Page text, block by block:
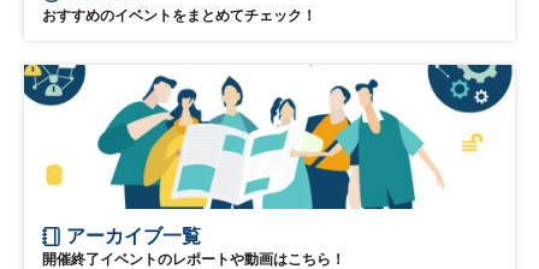
おすすめのイベントをまとめてチェック！
アーカイブ一覧
開催終了イベントのレポートや動画はこちら！